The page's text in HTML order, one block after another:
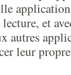
et
autres
leur